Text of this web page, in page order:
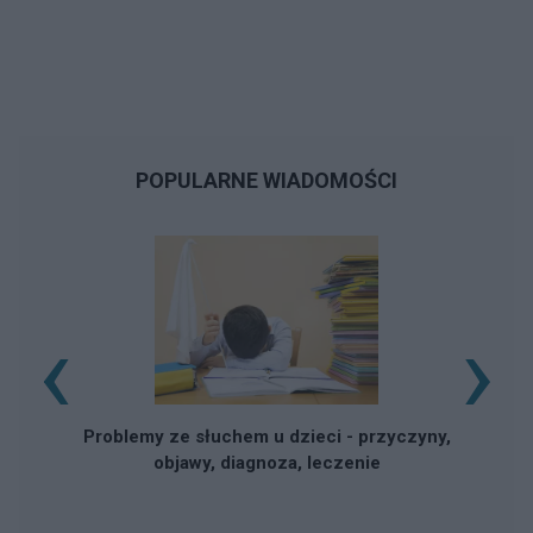
POPULARNE WIADOMOŚCI
Problemy ze słuchem u dzieci - przyczyny,
objawy, diagnoza, leczenie
‹ ›